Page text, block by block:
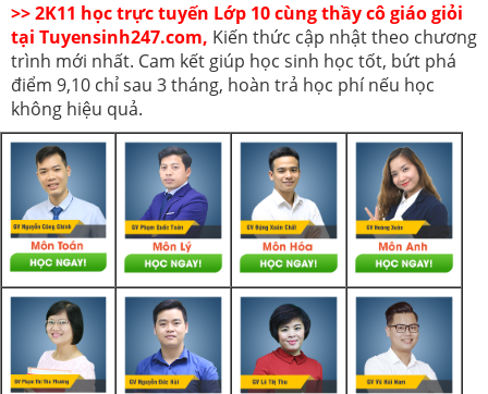
>> 2K11 học trực tuyến Lớp 10 cùng thầy cô giáo giỏi
tại Tuyensinh247.com, Kiến thức cập nhật theo chương
trình mới nhất. Cam kết giúp học sinh học tốt, bứt phá
điểm 9,10 chỉ sau 3 tháng, hoàn trả học phí nếu học
không hiệu quả.